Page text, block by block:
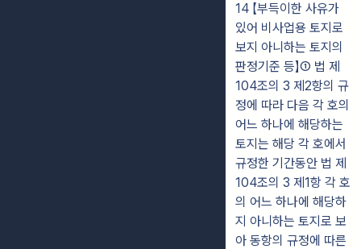
14 【부득이한 사유가
있어 비사업용 토지로
보지 아니하는 토지의
판정기준 등】① 법 제
104조의 3 제2항의 규
정에 따라 다음 각 호의
어느 하나에 해당하는
토지는 해당 각 호에서
규정한 기간동안 법 제
104조의 3 제1항 각 호
의 어느 하나에 해당하
지 아니하는 토지로 보
아 동항의 규정에 따른